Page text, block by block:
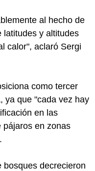
al hecho de
latitudes y altitudes
calor", aclaró Sergi
como tercer
ya que "cada vez hay
en las
pájaros en zonas
bosques decrecieron